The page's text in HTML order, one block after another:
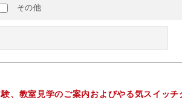
その他
、教室見学のご案内およびやる気スイッ